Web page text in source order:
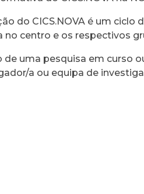
do CICS.NOVA é um ciclo
no centro e os respectivos
uma pesquisa em curso
a ou equipa de